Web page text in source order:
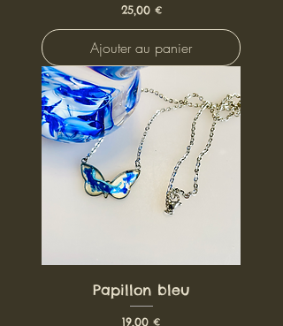
Prix
25,00 €
Ajouter au panier
Papillon bleu
Prix
19,00 €